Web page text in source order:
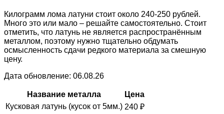
Килограмм лома латуни стоит около 240-250 рублей.
Много это или мало – решайте самостоятельно. Стоит
отметить, что латунь не является распространённым
металлом, поэтому нужно тщательно обдумать
осмысленность сдачи редкого материала за смешную
цену.
Дата обновление: 06.08.26
Название металла
Цена
Кусковая латунь (кусок от 5мм.) 240 ₽